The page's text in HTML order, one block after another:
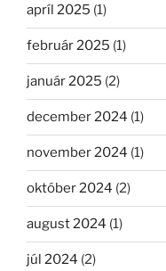
apríl 2025 (1)
február 2025 (1)
január 2025 (2)
december 2024 (1)
november 2024 (1)
október 2024 (2)
august 2024 (1)
júl 2024 (2)